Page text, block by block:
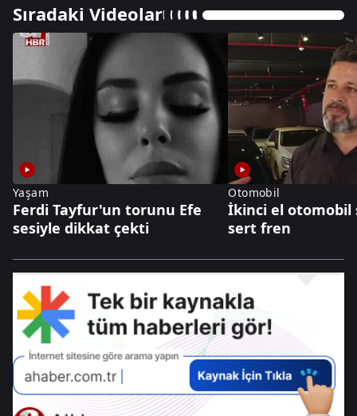
Sıradaki Videolar
Yaşam
Ferdi Tayfur'un torunu Efe
sesiyle dikkat çekti
Otomobil
İkinci el otomobil
sert fren